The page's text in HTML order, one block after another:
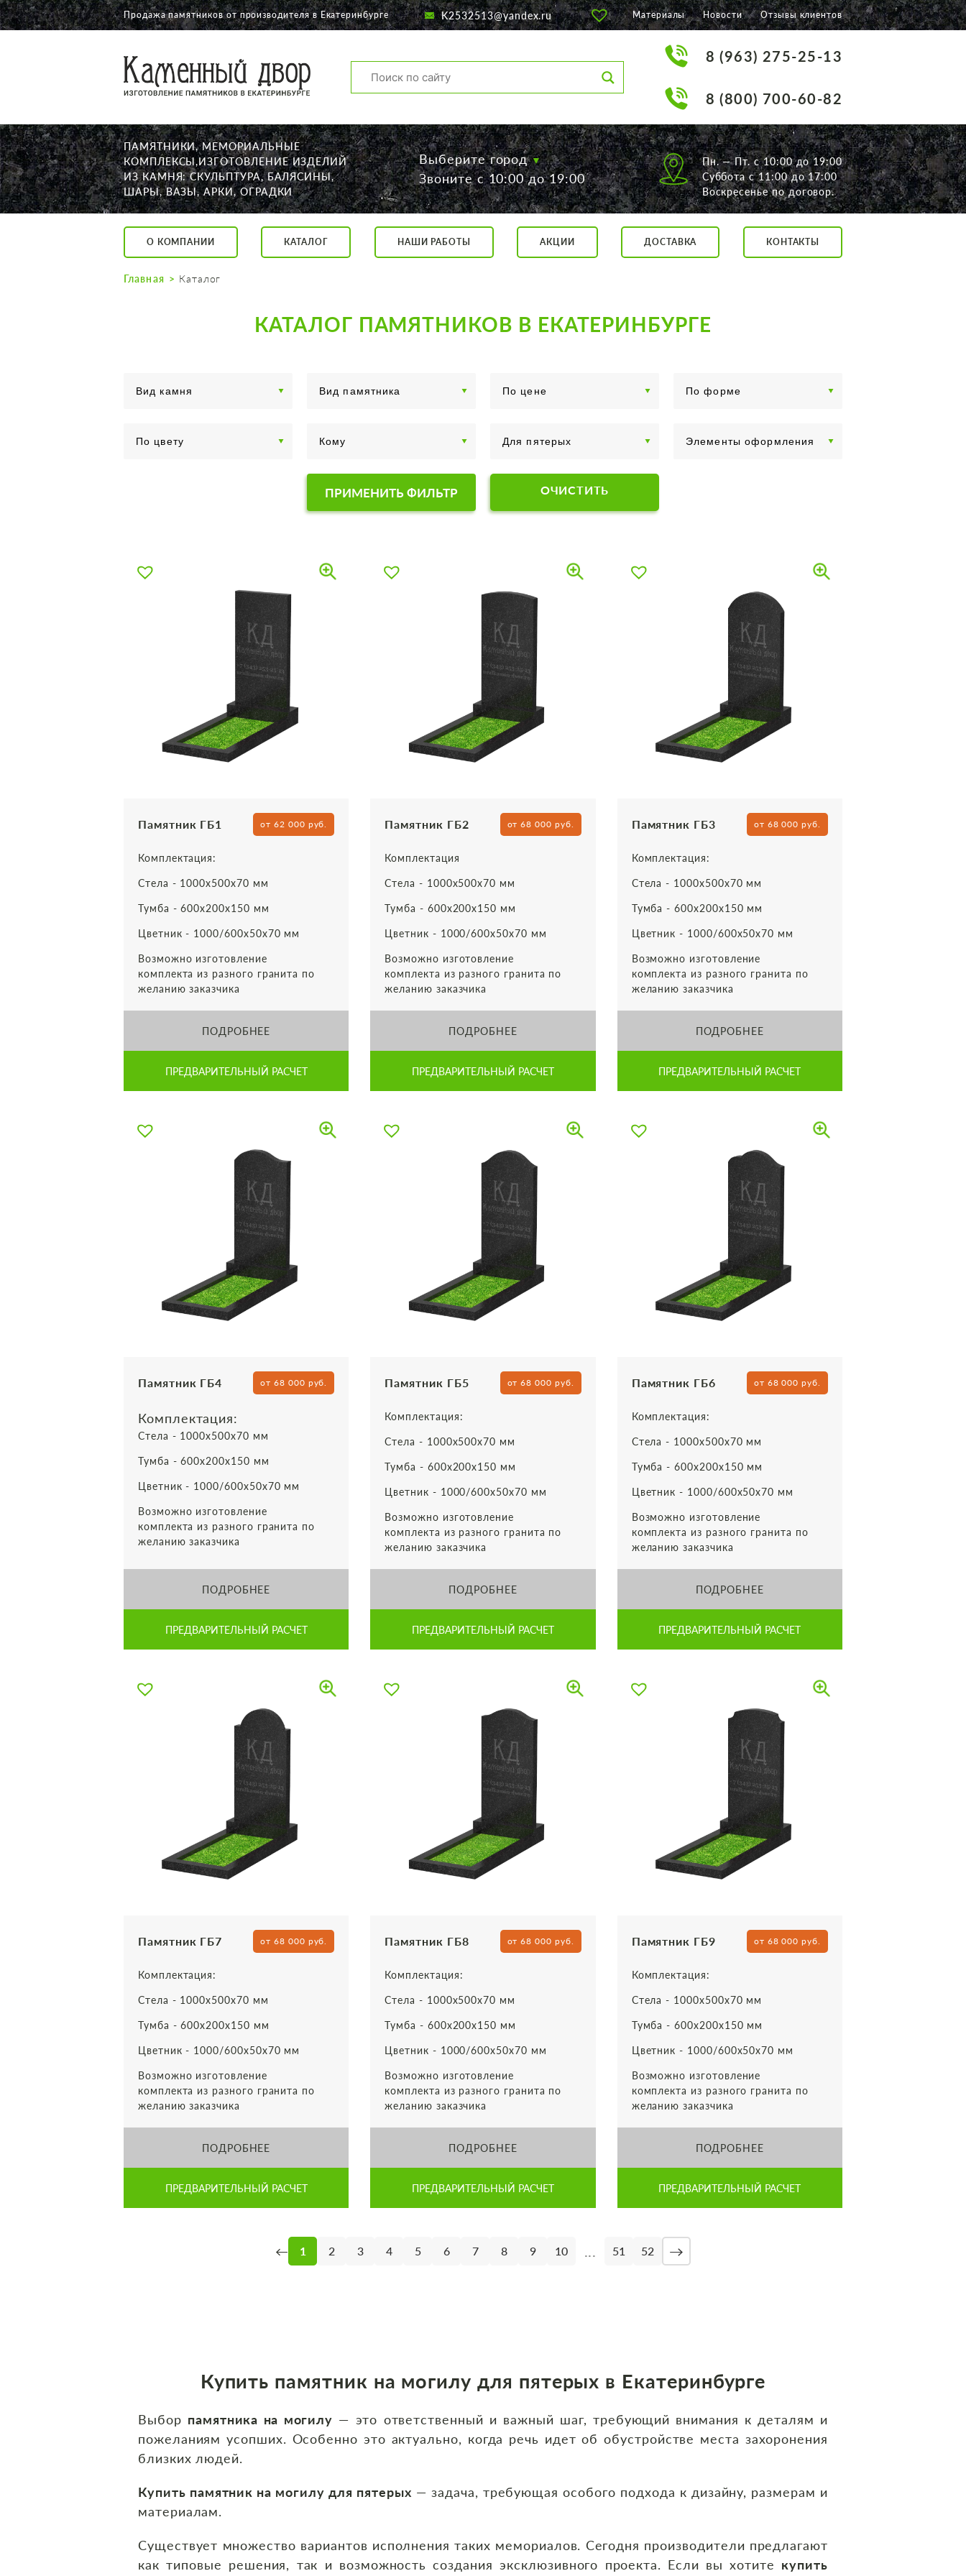
О КОМПАНИИ
КАТАЛОГ
НАШИ РАБОТЫ
АКЦИИ
ДОСТАВКА
КОНТАКТЫ
K2532513@yandex.ru
Екатеринбург, Щорса, 56
Продажа памятников от производителя в Екатеринбурге K2532513@yandex.ru Материалы Новости Отзывы клиентов
8 (963) 275-25-13
8 (800) 700-60-82
ПАМЯТНИКИ, МЕМОРИАЛЬНЫЕ
КОМПЛЕКСЫ,ИЗГОТОВЛЕНИЕ ИЗДЕЛИЙ
ИЗ КАМНЯ: СКУЛЬПТУРА, БАЛЯСИНЫ,
ШАРЫ, ВАЗЫ, АРКИ, ОГРАДКИ
Выберите город
Звоните с 10:00 до 19:00
Пн. — Пт. с 10:00 до 19:00
Суббота с 11:00 до 17:00
Воскресенье по договор.
О КОМПАНИИ КАТАЛОГ НАШИ РАБОТЫ АКЦИИ ДОСТАВКА КОНТАКТЫ
Главная Каталог
КАТАЛОГ ПАМЯТНИКОВ В ЕКАТЕРИНБУРГЕ
ПРИМЕНИТЬ ФИЛЬТР ОЧИСТИТЬ
Памятник ГБ1 от 62 000 руб.
Комплектация:
Стела - 1000х500х70 мм
Тумба - 600х200х150 мм
Цветник - 1000/600х50х70 мм
Возможно изготовление
комплекта из разного гранита по
желанию заказчика
ПОДРОБНЕЕ
ПРЕДВАРИТЕЛЬНЫЙ РАСЧЕТ
Памятник ГБ2 от 68 000 руб.
Комплектация
Стела - 1000х500х70 мм
Тумба - 600х200х150 мм
Цветник - 1000/600х50х70 мм
Возможно изготовление
комплекта из разного гранита по
желанию заказчика
ПОДРОБНЕЕ
ПРЕДВАРИТЕЛЬНЫЙ РАСЧЕТ
Памятник ГБ3 от 68 000 руб.
Комплектация:
Стела - 1000х500х70 мм
Тумба - 600х200х150 мм
Цветник - 1000/600х50х70 мм
Возможно изготовление
комплекта из разного гранита по
желанию заказчика
ПОДРОБНЕЕ
ПРЕДВАРИТЕЛЬНЫЙ РАСЧЕТ
Памятник ГБ4 от 68 000 руб.
Комплектация:
Стела - 1000х500х70 мм
Тумба - 600х200х150 мм
Цветник - 1000/600х50х70 мм
Возможно изготовление
комплекта из разного гранита по
желанию заказчика
ПОДРОБНЕЕ
ПРЕДВАРИТЕЛЬНЫЙ РАСЧЕТ
Памятник ГБ5 от 68 000 руб.
Комплектация:
Стела - 1000х500х70 мм
Тумба - 600х200х150 мм
Цветник - 1000/600х50х70 мм
Возможно изготовление
комплекта из разного гранита по
желанию заказчика
ПОДРОБНЕЕ
ПРЕДВАРИТЕЛЬНЫЙ РАСЧЕТ
Памятник ГБ6 от 68 000 руб.
Комплектация:
Стела - 1000х500х70 мм
Тумба - 600х200х150 мм
Цветник - 1000/600х50х70 мм
Возможно изготовление
комплекта из разного гранита по
желанию заказчика
ПОДРОБНЕЕ
ПРЕДВАРИТЕЛЬНЫЙ РАСЧЕТ
Памятник ГБ7 от 68 000 руб.
Комплектация:
Стела - 1000х500х70 мм
Тумба - 600х200х150 мм
Цветник - 1000/600х50х70 мм
Возможно изготовление
комплекта из разного гранита по
желанию заказчика
ПОДРОБНЕЕ
ПРЕДВАРИТЕЛЬНЫЙ РАСЧЕТ
Памятник ГБ8 от 68 000 руб.
Комплектация:
Стела - 1000х500х70 мм
Тумба - 600х200х150 мм
Цветник - 1000/600х50х70 мм
Возможно изготовление
комплекта из разного гранита по
желанию заказчика
ПОДРОБНЕЕ
ПРЕДВАРИТЕЛЬНЫЙ РАСЧЕТ
Памятник ГБ9 от 68 000 руб.
Комплектация:
Стела - 1000х500х70 мм
Тумба - 600х200х150 мм
Цветник - 1000/600х50х70 мм
Возможно изготовление
комплекта из разного гранита по
желанию заказчика
ПОДРОБНЕЕ
ПРЕДВАРИТЕЛЬНЫЙ РАСЧЕТ
← 1 2 3 4 5 6 7 8 9 10 ... 51 52 →
Купить памятник на могилу для пятерых в Екатеринбурге
Выбор памятника на могилу — это ответственный и важный шаг, требующий внимания к деталям и
пожеланиям усопших. Особенно это актуально, когда речь идет об обустройстве места захоронения
близких людей.
Купить памятник на могилу для пятерых — задача, требующая особого подхода к дизайну, размерам и
материалам.
Существует множество вариантов исполнения таких мемориалов. Сегодня производители предлагают
как типовые решения, так и возможность создания эксклюзивного проекта. Если вы хотите купить